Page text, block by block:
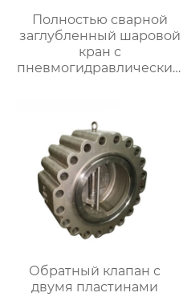
Полностью сварной
заглубленный шаровой
кран с
пневмогидравлическим
Обратный клапан с
двумя пластинами